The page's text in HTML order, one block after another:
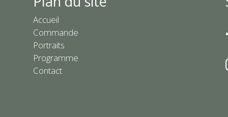
Accueil
Commande
Portraits
Programme
Contact